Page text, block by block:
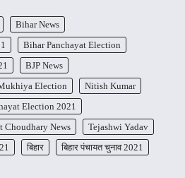
Bihar News
Bihar Panchayat Election
BJP News
Election
Nitish Kumar
Election 2021
Choudhary News
Tejashwi Yadav
बिहार
बिहार पंचायत चुनाव 2021